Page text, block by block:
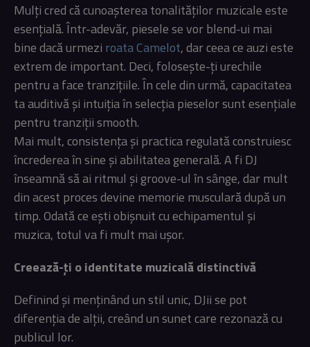
Mulți cred că cunoașterea tonalităților muzicale este
esențială. Într-adevăr, piesele se vor blend-ui mai
bine dacă urmezi roata Camelot, dar ceea ce auzi este
extrem de important. Deci, folosește-ți urechile
pentru a face tranzițiile. În cele din urmă, capacitatea
ta auditivă și intuiția în selecția pieselor sunt esențiale
pentru tranziții smooth.
Mai mult, consistența și practica regulată construiesc
încrederea în sine și abilitatea generală. A fi DJ
înseamnă să ai ritmul și groove-ul în sânge, dar mult
din acest proces devine memorie musculară după un
timp. Odată ce ești obișnuit cu echipamentul și
muzica, totul va fi mult mai ușor.
Creează-ți o identitate muzicală distinctivă
Definind și menținând un stil unic, DJii se pot
diferenția de alții, creând un sunet care rezonază cu
publicul lor.